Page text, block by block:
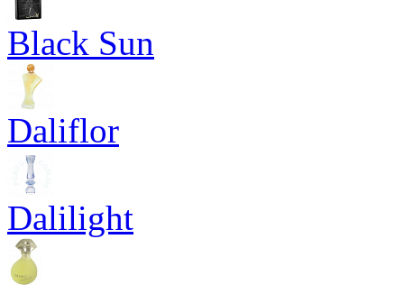
Black Sun
Daliflor
Dalilight